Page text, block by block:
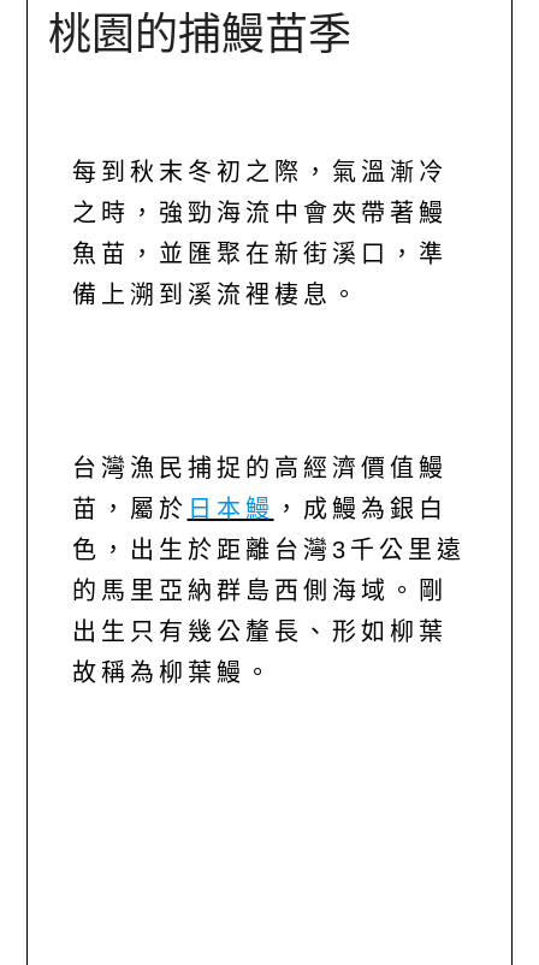
桃園的捕鰻苗季
每到秋末冬初之際，氣溫漸冷
之時，強勁海流中會夾帶著鰻
魚苗，並匯聚在新街溪口，準
備上溯到溪流裡棲息。
台灣漁民捕捉的高經濟價值鰻
苗，屬於 日本鰻 ，成鰻為銀白
色，出生於距離台灣3千公里遠
的馬里亞納群島西側海域。剛
出生只有幾公釐長、形如柳葉
故稱為柳葉鰻。